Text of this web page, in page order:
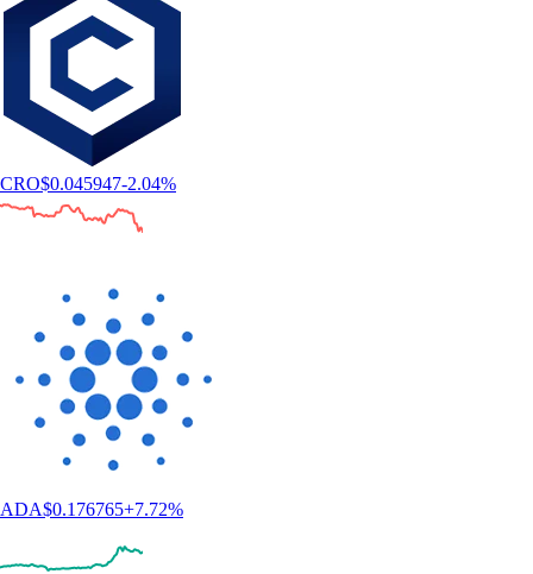
CRO$0.045947-2.04%
ADA$0.176765+7.72%